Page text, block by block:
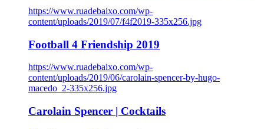
https://www.ruadebaixo.com/wp-
content/uploads/2019/07/f4f2019-335x256.jpg
Football 4 Friendship 2019
https://www.ruadebaixo.com/wp-
content/uploads/2019/06/carolain-spencer-by-hugo-
macedo_2-335x256.jpg
Carolain Spencer | Cocktails